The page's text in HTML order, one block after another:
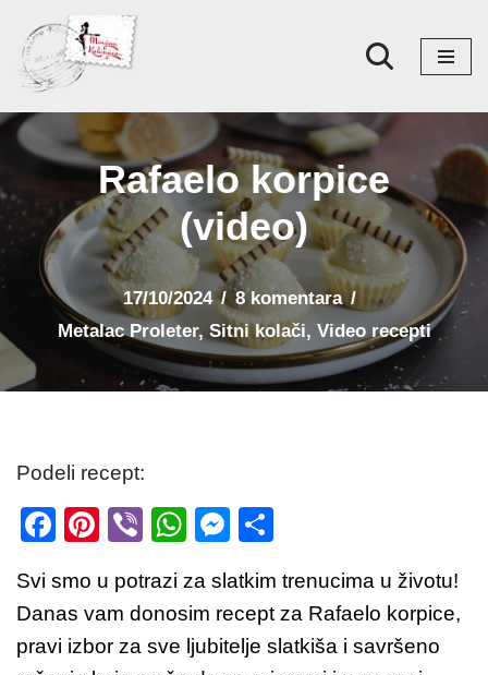
Skoči
na
sadržaj
Rafaelo korpice
(video)
17/10/2024
8 komentara
Metalac Proleter, Sitni kolači, Video recepti
Podeli recept:
F
c
e
b
Pi
er
e
st
Vi
er
W
at
s
A
M
ss
e
n
ar
e
Svi smo u potrazi za slatkim trenucima u životu!
Danas vam donosim recept za Rafaelo korpice,
pravi izbor za sve ljubitelje slatkiša i savršeno